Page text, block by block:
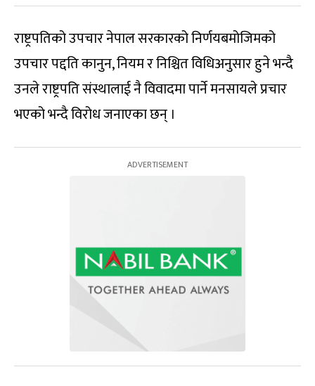
राष्ट्रपतिको उपचार नेपाल सरकारको निर्णयबमोजिमको
उपचार पद्दति कानुन, नियम र निश्चित विधिअनुसार हुने भन्दै
उनले राष्ट्रपति संस्थालाई नै विवादमा पार्ने मनसायले प्रचार
भएको भन्दै विरोध जनाएका छन् ।